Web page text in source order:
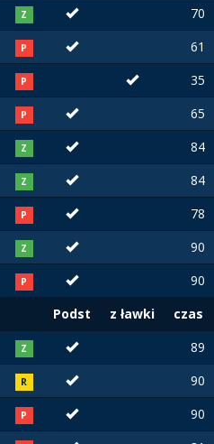
Z
70
P
61
P 35
P
65
Z
84
Z
84
P
78
Z
90
P 90
Podst z ławki
czas
Z 89
R
90
P
90